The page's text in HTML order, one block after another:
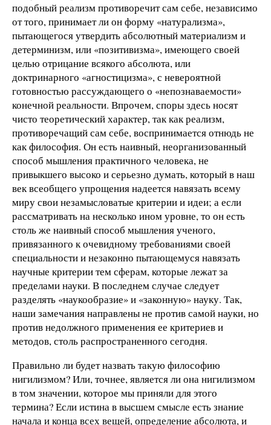
подобный реализм противоречит сам себе, независимо
от того, принимает ли он форму «натурализма»,
пытающегося утвердить абсолютный материализм и
детерминизм, или «позитивизма», имеющего своей
целью отрицание всякого абсолюта, или
доктринарного «агностицизма», с невероятной
готовностью рассуждающего о «непознаваемости»
конечной реальности. Впрочем, споры здесь носят
чисто теоретический характер, так как реализм,
противоречащий сам себе, воспринимается отнюдь не
как философия. Он есть наивный, неорганизованный
способ мышления практичного человека, не
привыкшего высоко и серьезно думать, который в наш
век всеобщего упрощения надеется навязать всему
миру свои незамысловатые критерии и идеи; а если
рассматривать на несколько ином уровне, то он есть
столь же наивный способ мышления ученого,
привязанного к очевидному требованиями своей
специальности и незаконно пытающемуся навязать
научные критерии тем сферам, которые лежат за
пределами науки. В последнем случае следует
разделять «наукообразие» и «законную» науку. Так,
наши замечания направлены не против самой науки, но
против недолжного применения ее критериев и
методов, столь распространенного сегодня.
Правильно ли будет назвать такую философию
нигилизмом? Или, точнее, является ли она нигилизмом
в том значении, которое мы приняли для этого
термина? Если истина в высшем смысле есть знание
начала и конца всех вещей, определение абсолюта, и